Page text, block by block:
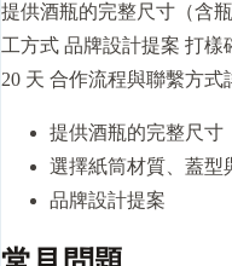
提供酒瓶的完整尺寸（含
工方式 品牌設計提案 打樣
20 天 合作流程與聯繫方式
提供酒瓶的完整尺寸
選擇紙筒材質、蓋型
品牌設計提案